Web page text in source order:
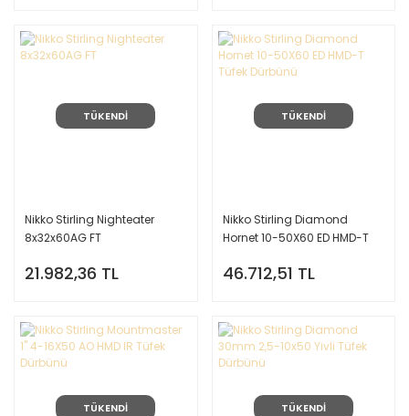
TÜKENDİ
Nikko Stirling Nighteater
8x32x60AG FT
21.982,36 TL
TÜKENDİ
Nikko Stirling Diamond
Hornet 10-50X60 ED HMD-T
46.712,51 TL
TÜKENDİ TÜKENDİ